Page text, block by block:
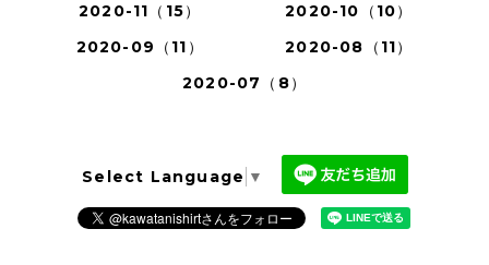
2020-11（15）
2020-10（10）
2020-09（11）
2020-08（11）
2020-07（8）
Select Language ▼